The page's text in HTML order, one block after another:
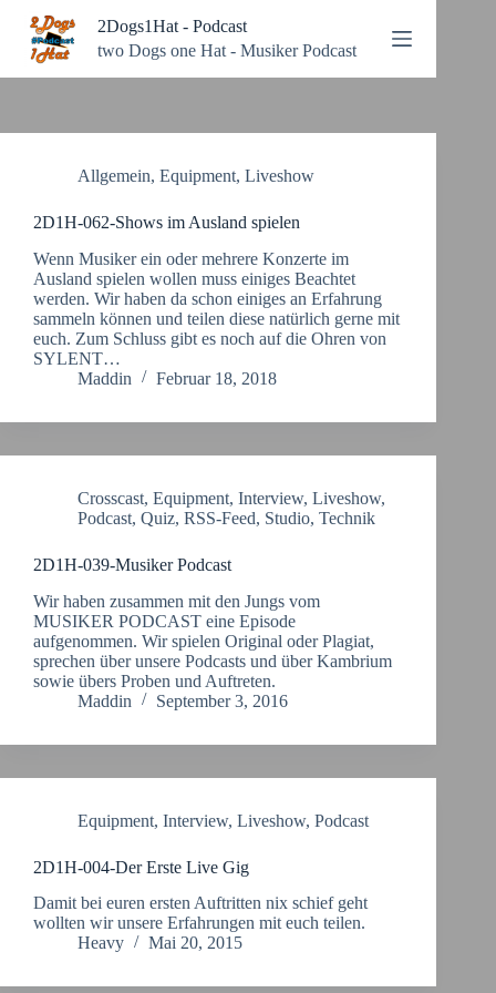
Inhalt
springen
2Dogs1Hat - Podcast
two Dogs one Hat - Musiker Podcast
Allgemein, Equipment, Liveshow
2D1H-062-Shows im Ausland spielen
Wenn Musiker ein oder mehrere Konzerte im
Ausland spielen wollen muss einiges Beachtet
werden. Wir haben da schon einiges an Erfahrung
sammeln können und teilen diese natürlich gerne mit
euch. Zum Schluss gibt es noch auf die Ohren von
SYLENT…
Maddin
Februar 18, 2018
Crosscast, Equipment, Interview, Liveshow,
Podcast, Quiz, RSS-Feed, Studio, Technik
2D1H-039-Musiker Podcast
Wir haben zusammen mit den Jungs vom
MUSIKER PODCAST eine Episode
aufgenommen. Wir spielen Original oder Plagiat,
sprechen über unsere Podcasts und über Kambrium
sowie übers Proben und Auftreten.
Maddin
September 3, 2016
Equipment, Interview, Liveshow, Podcast
2D1H-004-Der Erste Live Gig
Damit bei euren ersten Auftritten nix schief geht
wollten wir unsere Erfahrungen mit euch teilen.
Heavy
Mai 20, 2015